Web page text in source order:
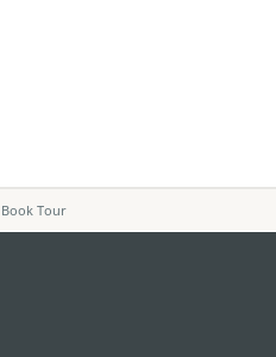
Tour